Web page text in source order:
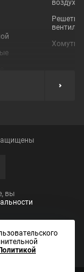
Решетки
Хомуты
вы